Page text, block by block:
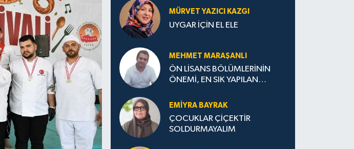
MÜRVET YAZICI KAZGI
UYGAR İÇİN EL ELE
MEHMET MARAŞANLI
ÖN LİSANS BÖLÜMLERİNİN
ÖNEMİ, EN SIK YAPILAN
STRATEJİLERİ
EMIYRA BAYRAK
ÇOCUKLAR ÇİÇEKTİR
SOLDURMAYALIM